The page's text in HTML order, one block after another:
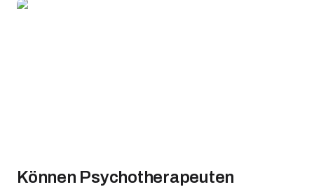
Können Psychotherapeuten